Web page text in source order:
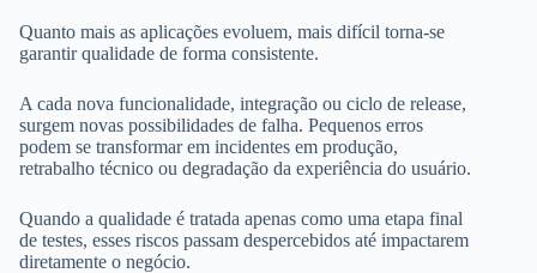
Quanto mais as aplicações evoluem, mais difícil torna-se
garantir qualidade de forma consistente.
A cada nova funcionalidade, integração ou ciclo de release,
surgem novas possibilidades de falha. Pequenos erros
podem se transformar em incidentes em produção,
retrabalho técnico ou degradação da experiência do usuário.
Quando a qualidade é tratada apenas como uma etapa final
de testes, esses riscos passam despercebidos até impactarem
diretamente o negócio.